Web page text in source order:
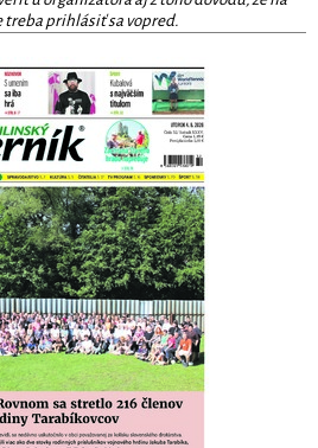
treba prihlásiť sa vopred.